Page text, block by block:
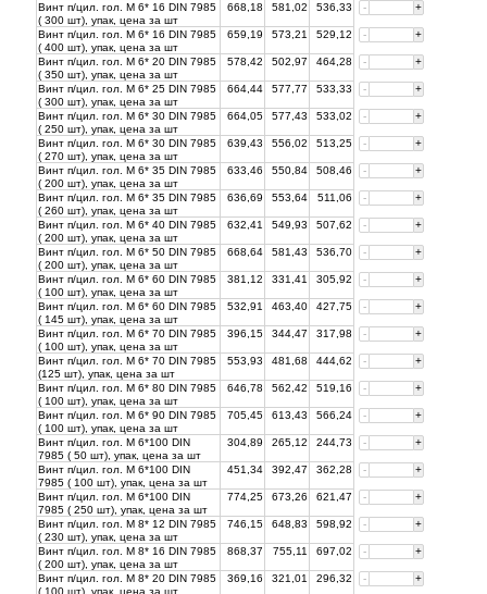
Винт п/цил. гол. М 6* 16 DIN 7985
( 300 шт), упак, цена за шт
668,18 581,02 536,33 - +
Винт п/цил. гол. М 6* 16 DIN 7985
( 400 шт), упак, цена за шт
659,19 573,21 529,12 - +
Винт п/цил. гол. М 6* 20 DIN 7985
( 350 шт), упак, цена за шт
578,42 502,97 464,28 - +
Винт п/цил. гол. М 6* 25 DIN 7985
( 300 шт), упак, цена за шт
664,44 577,77 533,33 - +
Винт п/цил. гол. М 6* 30 DIN 7985
( 250 шт), упак, цена за шт
664,05 577,43 533,02 - +
Винт п/цил. гол. М 6* 30 DIN 7985
( 270 шт), упак, цена за шт
639,43 556,02 513,25 - +
Винт п/цил. гол. М 6* 35 DIN 7985
( 200 шт), упак, цена за шт
633,46 550,84 508,46 - +
Винт п/цил. гол. М 6* 35 DIN 7985
( 260 шт), упак, цена за шт
636,69 553,64 511,06 - +
Винт п/цил. гол. М 6* 40 DIN 7985
( 200 шт), упак, цена за шт
632,41 549,93 507,62 - +
Винт п/цил. гол. М 6* 50 DIN 7985
( 200 шт), упак, цена за шт
668,64 581,43 536,70 - +
Винт п/цил. гол. М 6* 60 DIN 7985
( 100 шт), упак, цена за шт
381,12 331,41 305,92 - +
Винт п/цил. гол. М 6* 60 DIN 7985
( 145 шт), упак, цена за шт
532,91 463,40 427,75 - +
Винт п/цил. гол. М 6* 70 DIN 7985
( 100 шт), упак, цена за шт
396,15 344,47 317,98 - +
Винт п/цил. гол. М 6* 70 DIN 7985
(125 шт), упак, цена за шт
553,93 481,68 444,62 - +
Винт п/цил. гол. М 6* 80 DIN 7985
( 100 шт), упак, цена за шт
646,78 562,42 519,16 - +
Винт п/цил. гол. М 6* 90 DIN 7985
( 100 шт), упак, цена за шт
705,45 613,43 566,24 - +
Винт п/цил. гол. М 6*100 DIN
7985 ( 50 шт), упак, цена за шт
304,89 265,12 244,73 - +
Винт п/цил. гол. М 6*100 DIN
7985 ( 100 шт), упак, цена за шт
451,34 392,47 362,28 - +
Винт п/цил. гол. М 6*100 DIN
7985 ( 250 шт), упак, цена за шт
774,25 673,26 621,47 - +
Винт п/цил. гол. М 8* 12 DIN 7985
( 230 шт), упак, цена за шт
746,15 648,83 598,92 - +
Винт п/цил. гол. М 8* 16 DIN 7985
( 200 шт), упак, цена за шт
868,37 755,11 697,02 - +
Винт п/цил. гол. М 8* 20 DIN 7985
( 100 шт), упак, цена за шт
369,16 321,01 296,32 - +